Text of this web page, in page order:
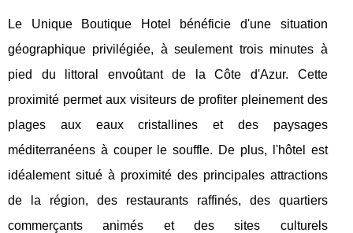
Le Unique Boutique Hotel bénéficie d'une situation
géographique privilégiée, à seulement trois minutes à
pied du littoral envoûtant de la Côte d'Azur. Cette
proximité permet aux visiteurs de profiter pleinement des
plages aux eaux cristallines et des paysages
méditerranéens à couper le souffle. De plus, l'hôtel est
idéalement situé à proximité des principales attractions
de la région, des restaurants raffinés, des quartiers
commerçants animés et des sites culturels